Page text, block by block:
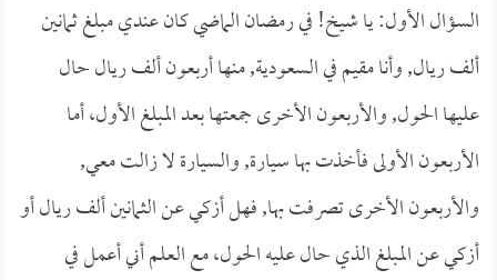
السؤال الأول: يا شيخ! في رمضان الماضي كان عندي مبلغ ثمانين
ألف ريال, وأنا مقيم في السعودية, منها أربعون ألف ريال حال
عليها الحول, والأربعون الأخرى جمعتها بعد المبلغ الأول، أما
الأربعون الأولى فأخذت بها سيارة, والسيارة لا زالت معي,
والأربعون الأخرى تصرفت بها, فهل أزكي عن الثمانين ألف ريال أو
أزكي عن المبلغ الذي حال عليه الحول، مع العلم أني أعمل في